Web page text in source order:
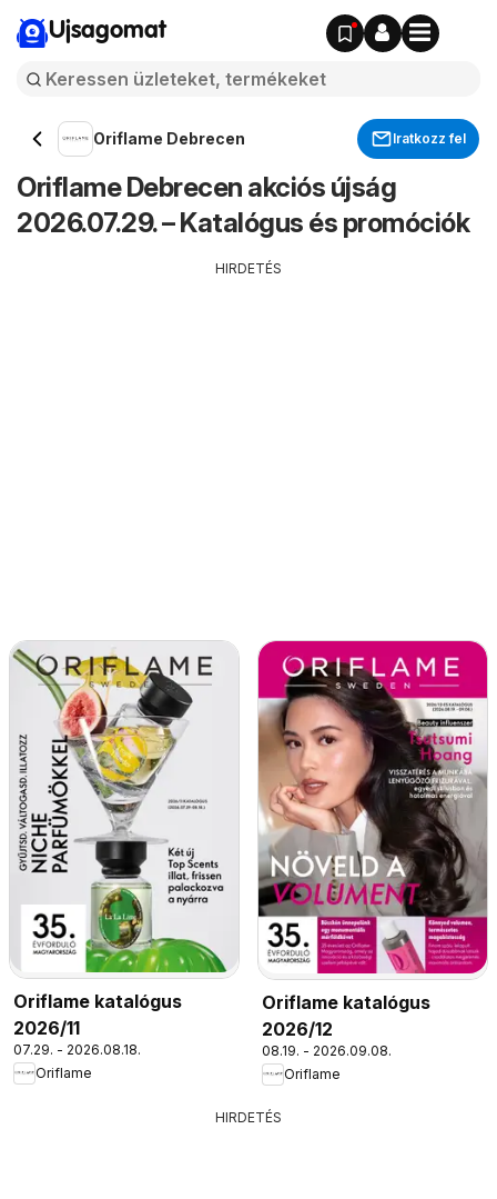
Ujsagomat
Oriflame Debrecen Iratkozz fel
Oriflame Debrecen akciós újság
2026.07.29. – Katalógus és promóciók
HIRDETÉS
Oriflame katalógus
2026/11
07.29. - 2026.08.18.
Oriflame
Oriflame katalógus
2026/12
08.19. - 2026.09.08.
Oriflame
HIRDETÉS